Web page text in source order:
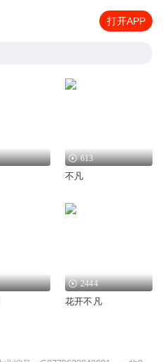
打开APP
613
不凡
2444
花开不凡